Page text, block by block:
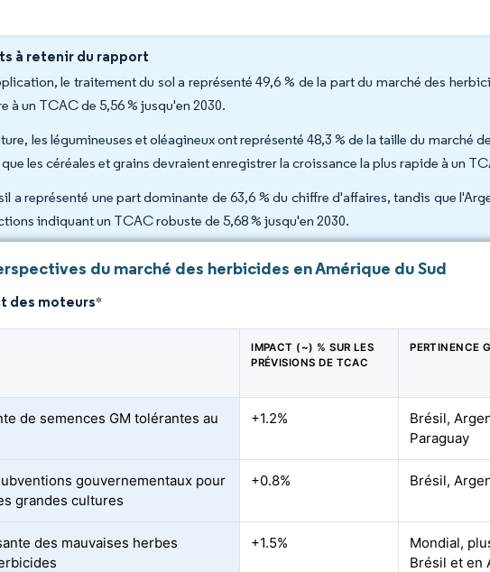
à retenir du rapport
le traitement du sol a représenté 49,6 % de la part du marché des
à un TCAC de 5,56 % jusqu'en 2030.
les légumineuses et oléagineux ont représenté 48,3 % de la taille du marché
les céréales et grains devraient enregistrer la croissance la plus rapide à un
a représenté une part dominante de 63,6 % du chiffre d'affaires, tandis que
indiquant un TCAC robuste de 5,68 % jusqu'en 2030.
du marché des herbicides en Amérique du Sud
des moteurs*
IMPACT (~) % SUR LES
PRÉVISIONS DE TCAC
PERTINENCE
de semences GM tolérantes au
+1.2%
Brésil,
Paraguay
gouvernementaux pour
grandes cultures
+0.8% Brésil,
des mauvaises herbes
+1.5%
Mondial,
Brésil et en